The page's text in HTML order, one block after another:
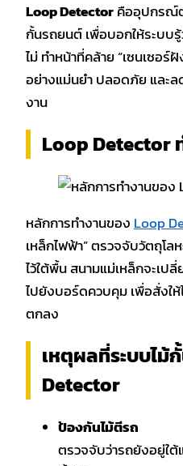
Loop Detectorคืออุปกรณ์ต
กั้นรถยนต์ เพื่อบอกให้ระบบ
ไม่ ทำหน้าที่คล้าย “เซนเซอ
อย่างแม่นยำ ปลอดภัย และ
งาน
Loop Detector
หลักการทำงานของ Loop
เหล็กไฟฟ้า” ตรวจจับวัตถุโ
ไว้ใต้พื้น สนามแม่เหล็กจะเ
ไปยังบอร์ดควบคุม เพื่อสั่งใ
ตกลง
เหตุผลที่ระบบไม้
Detector
ป้องกันไม้ตีรถ
ตรวจจับว่ารถยังอยู่ใต้